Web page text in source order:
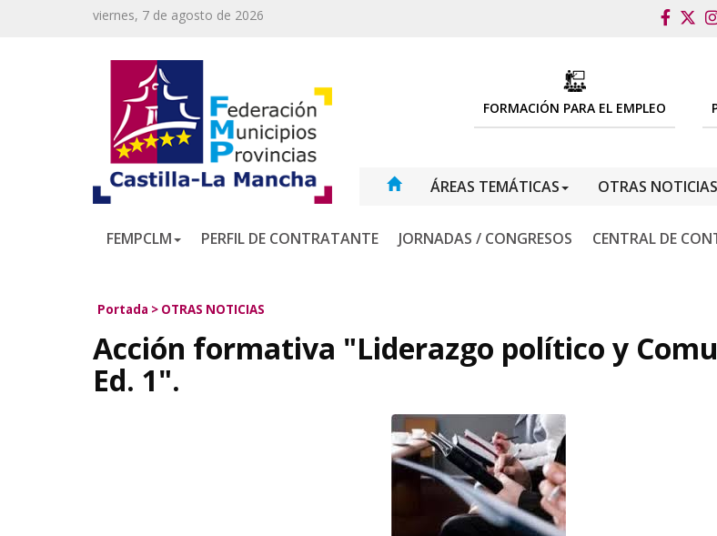
viernes, 7 de agosto de 2026
FORMACIÓN PARA EL EMPLEO
ÁREAS TEMÁTICAS OTRAS NOTICIAS
FEMPCLM PERFIL DE CONTRATANTE JORNADAS / CONGRESOS CENTRAL DE
Portada > OTRAS NOTICIAS
Acción formativa "Liderazgo político y
Ed. 1".